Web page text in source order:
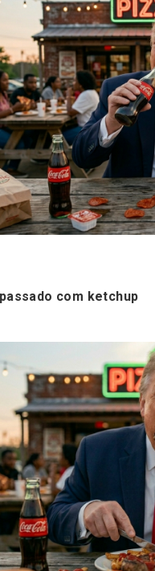
com ketchup